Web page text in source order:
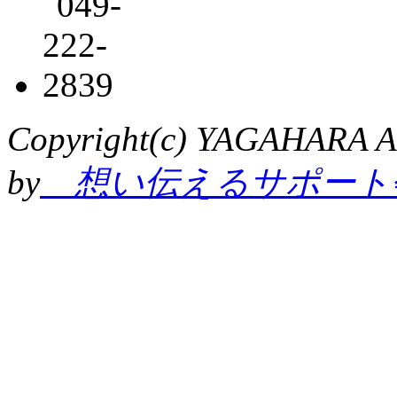
Copyright(c) YAGAHARA
by想い伝えるサポート